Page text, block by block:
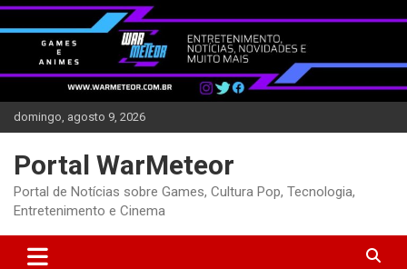
Skip
to
content
domingo, agosto 9, 2026
Portal WarMeteor
Portal de Notícias sobre Games, Cultura Pop, Tecnologia,
Entretenimento e Cinema